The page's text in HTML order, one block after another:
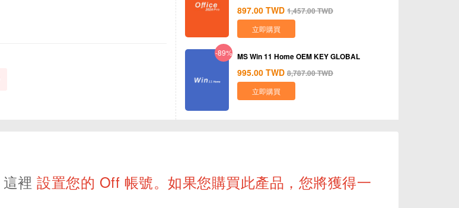
897.00 TWD 1,457.00TWD
立即購買
-89% MS Win 11 Home OEM KEY GLOBAL
995.00 TWD 8,787.00TWD
立即購買
這裡 設置您的 Off 帳號。如果您購買此產品，您將獲得一